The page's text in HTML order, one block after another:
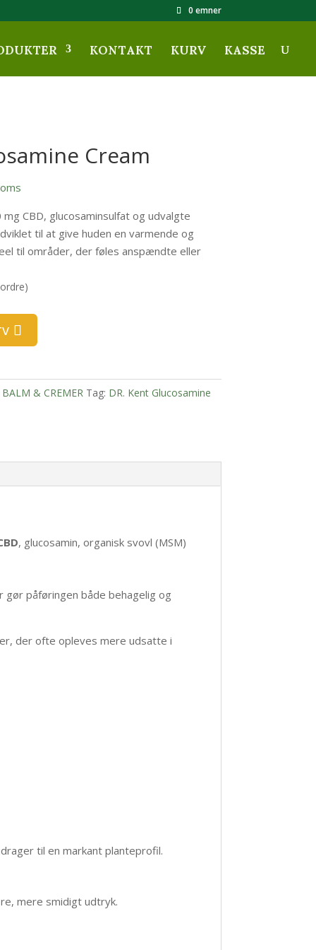
0 emner
KONTAKT KURV KASSE
Cream
CBD, glucosaminsulfat og udvalgte
til at give huden en varmende og
til områder, der føles anspændte eller
BALM & CREMER Tag: DR. Kent Glucosamine
, glucosamin, organisk svovl (MSM)
påføringen både behagelig og
der ofte opleves mere udsatte i
til en markant planteprofil.
mere smidigt udtryk.